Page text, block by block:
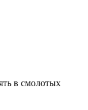
в смолотых